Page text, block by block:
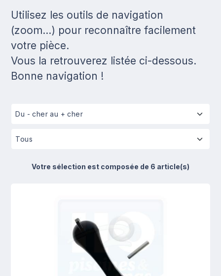
Utilisez les outils de navigation
(zoom...) pour reconnaître facilement
votre pièce.
Vous la retrouverez listée ci-dessous.
Bonne navigation !
Votre sélection est composée de 6 article(s)